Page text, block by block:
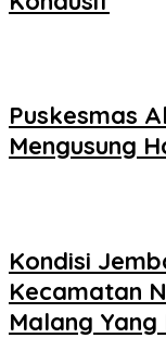
Puskesmas
Mengusung
Kondisi
Kecamatan
Malang